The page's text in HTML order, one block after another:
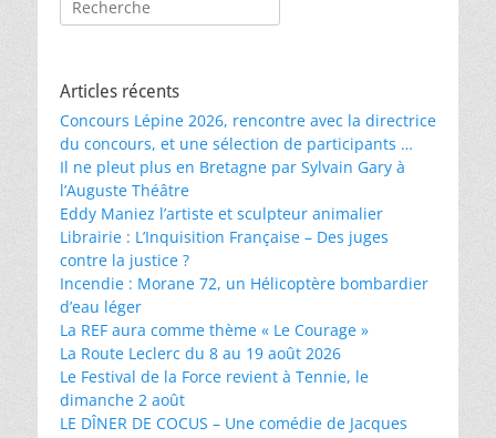
Articles récents
Concours Lépine 2026, rencontre avec la directrice
du concours, et une sélection de participants …
Il ne pleut plus en Bretagne par Sylvain Gary à
l’Auguste Théâtre
Eddy Maniez l’artiste et sculpteur animalier
Librairie : L’Inquisition Française – Des juges
contre la justice ?
Incendie : Morane 72, un Hélicoptère bombardier
d’eau léger
La REF aura comme thème « Le Courage »
La Route Leclerc du 8 au 19 août 2026
Le Festival de la Force revient à Tennie, le
dimanche 2 août
LE DÎNER DE COCUS – Une comédie de Jacques